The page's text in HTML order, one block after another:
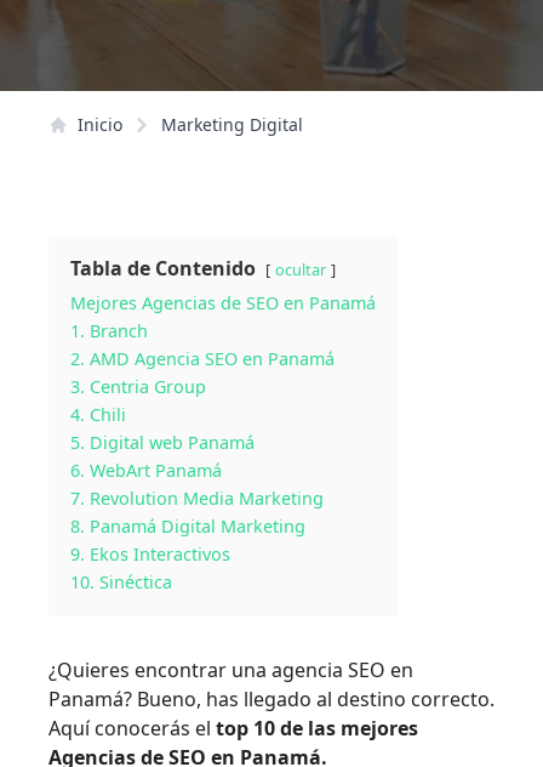
Inicio Marketing Digital
Tabla de Contenido ocultar
Mejores Agencias de SEO en Panamá
1. Branch
2. AMD Agencia SEO en Panamá
3. Centria Group
4. Chili
5. Digital web Panamá
6. WebArt Panamá
7. Revolution Media Marketing
8. Panamá Digital Marketing
9. Ekos Interactivos
10. Sinéctica
¿Quieres encontrar una agencia SEO en
Panamá? Bueno, has llegado al destino correcto.
Aquí conocerás el top 10 de las mejores
Agencias de SEO en Panamá.